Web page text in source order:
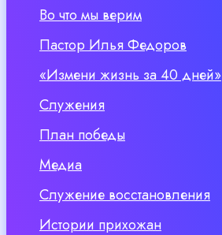
Во что мы верим
Пастор Илья Федоров
«Измени жизнь за 40 дней»
Служения
План победы
Медиа
Служение восстановления
Истории прихожан